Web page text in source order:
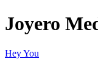
Joyero
Hey You